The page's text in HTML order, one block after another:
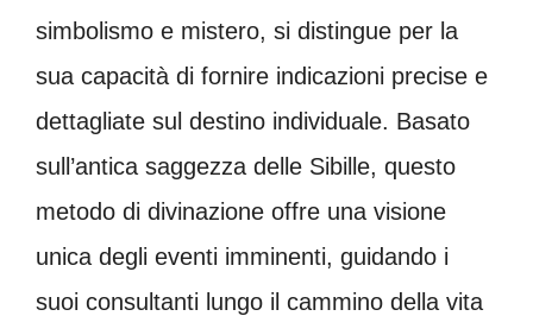
simbolismo e mistero, si distingue per la
sua capacità di fornire indicazioni precise e
dettagliate sul destino individuale. Basato
sull’antica saggezza delle Sibille, questo
metodo di divinazione offre una visione
unica degli eventi imminenti, guidando i
suoi consultanti lungo il cammino della vita